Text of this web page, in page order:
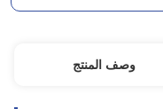
وصف المنتج